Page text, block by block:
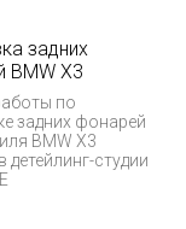
задних
BMW X3
по
задних фонарей
BMW X3
детейлинг-студии